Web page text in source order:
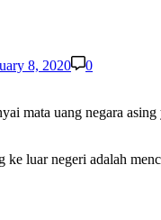
8, 2020 0
mata uang negara
ke luar negeri adalah